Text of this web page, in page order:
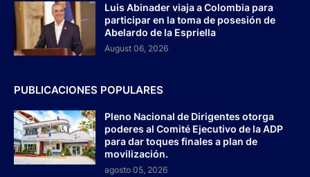
Luis Abinader viaja a Colombia para
participar en la toma de posesión de
Abelardo de la Espriella
August 06, 2026
PUBLICACIONES POPULARES
Pleno Nacional de Dirigentes otorga
poderes al Comité Ejecutivo de la ADP
para dar toques finales a plan de
movilización.
agosto 05, 2026